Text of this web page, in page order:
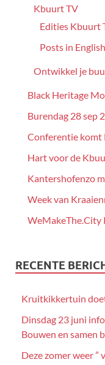
Kbuurt TV
Edities Kbuurt
Posts in English
Ontwikkel je
Black Heritage
Burendag 28 sep
Conferentie komt
Hart voor de
Kantershofenzo
Week van
WeMakeThe.City
RECENTE
Kruitkikkertuin
Dinsdag 23 juni
Bouwen en samen
Deze zomer weer